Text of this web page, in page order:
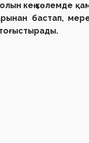
кең көлемде
бастап,
тоғыстырады.